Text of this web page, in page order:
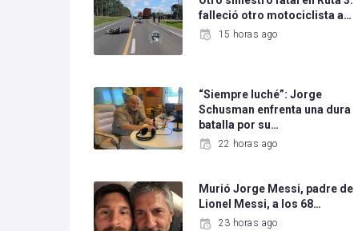
falleció otro motociclista a…
15 horas ago
“Siempre luché”: Jorge
Schusman enfrenta una dura
batalla por su…
22 horas ago
Murió Jorge Messi, padre de
Lionel Messi, a los 68…
23 horas ago